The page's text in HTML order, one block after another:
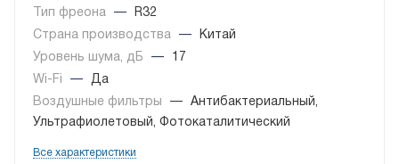
Тип фреона
—
R32
Страна производства
—
Китай
Уровень шума, дБ
—
17
Wi-Fi
—
Да
Воздушные фильтры
—
Антибактериальный,
Ультрафиолетовый, Фотокаталитический
Все характеристики